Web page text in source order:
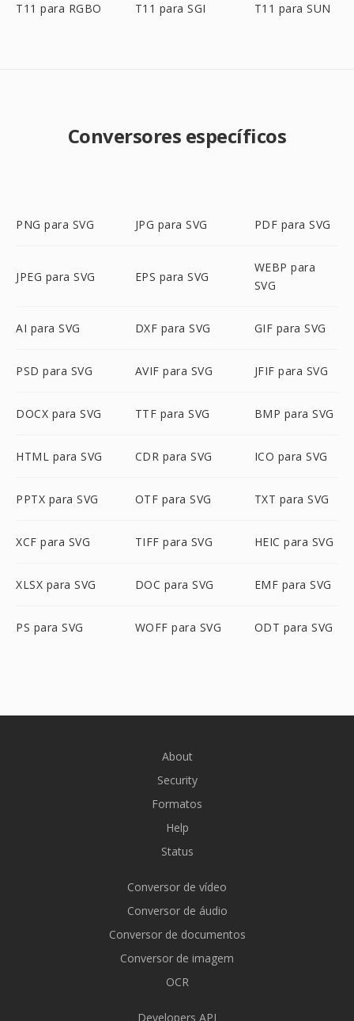
T11 para RGBO T11 para SGI T11 para SUN
Conversores específicos
PNG para SVG JPG para SVG PDF para SVG
JPEG para SVG EPS para SVG
WEBP para
SVG
AI para SVG DXF para SVG GIF para SVG
PSD para SVG AVIF para SVG JFIF para SVG
DOCX para SVG TTF para SVG BMP para SVG
HTML para SVG CDR para SVG ICO para SVG
PPTX para SVG OTF para SVG TXT para SVG
XCF para SVG TIFF para SVG HEIC para SVG
XLSX para SVG DOC para SVG EMF para SVG
PS para SVG WOFF para SVG ODT para SVG
About
Security
Formatos
Help
Status
Conversor de vídeo
Conversor de áudio
Conversor de documentos
Conversor de imagem
OCR
Developers API